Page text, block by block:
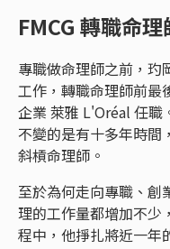
FMCG 轉職命理
專職做命理師之前，玓
工作，轉職命理師前最
企業 萊雅 L'Oréal 任職
不變的是有十多年時間
斜槓命理師。
至於為何走向專職、創
理的工作量都增加不少
程中，他掙扎將近一年